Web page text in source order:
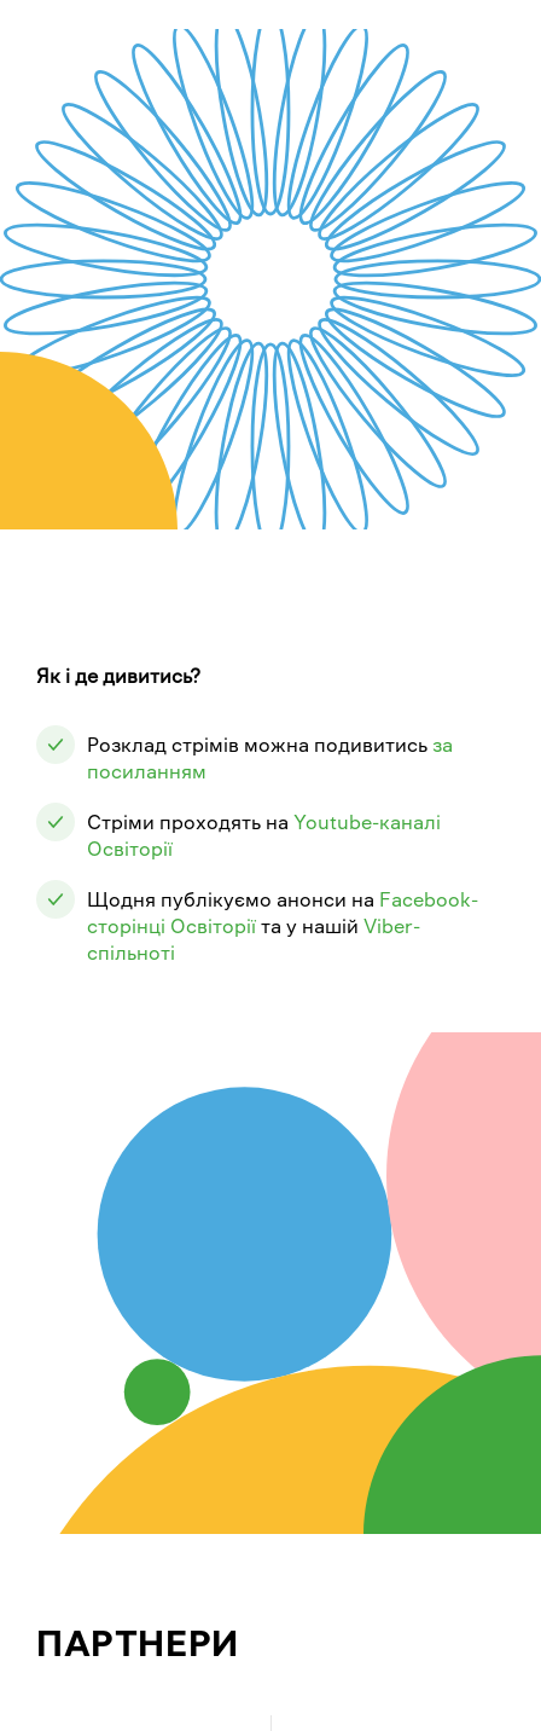
Як і де дивитись?
Розклад стрімів можна подивитись за
посиланням
Стріми проходять на Youtube-каналі
Освіторії
Щодня публікуємо анонси на Facebook-
сторінці Освіторії та у нашій Viber-
спільноті
ПАРТНЕРИ